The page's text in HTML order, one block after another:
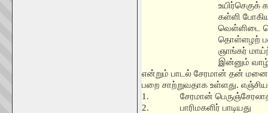
கள்ளி
வெள்ளிடை
தொள்ளழற்
ஞாங்கர்
இன்னும்
என்றும் பாடல் சேரமான் தன்
பறை சாற்றுவதாக உள்ளது.
1. சேரமான்
2. பாரிமகளிர் பாடியது